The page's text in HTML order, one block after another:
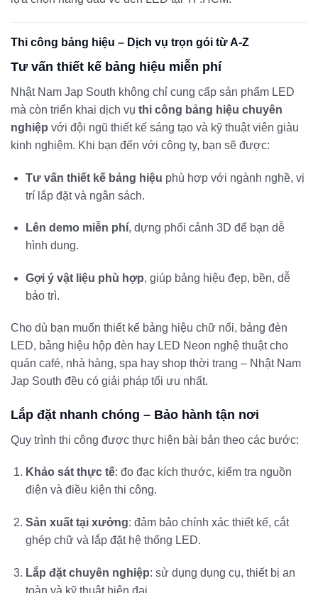
Thi công bảng hiệu – Dịch vụ trọn gói từ A-Z
Tư vấn thiết kế bảng hiệu miễn phí
Nhật Nam Jap South không chỉ cung cấp sản phẩm LED
mà còn triển khai dịch vụ thi công bảng hiệu chuyên
nghiệp với đội ngũ thiết kế sáng tạo và kỹ thuật viên giàu
kinh nghiệm. Khi bạn đến với công ty, bạn sẽ được:
Tư vấn thiết kế bảng hiệu phù hợp với ngành nghề, vị
trí lắp đặt và ngân sách.
Lên demo miễn phí, dựng phối cảnh 3D để bạn dễ
hình dung.
Gợi ý vật liệu phù hợp, giúp bảng hiệu đẹp, bền, dễ
bảo trì.
Cho dù bạn muốn thiết kế bảng hiệu chữ nổi, bảng đèn
LED, bảng hiệu hộp đèn hay LED Neon nghệ thuật cho
quán café, nhà hàng, spa hay shop thời trang – Nhật Nam
Jap South đều có giải pháp tối ưu nhất.
Lắp đặt nhanh chóng – Bảo hành tận nơi
Quy trình thi công được thực hiện bài bản theo các bước:
Khảo sát thực tế: đo đạc kích thước, kiểm tra nguồn
điện và điều kiện thi công.
Sản xuất tại xưởng: đảm bảo chính xác thiết kế, cắt
ghép chữ và lắp đặt hệ thống LED.
Lắp đặt chuyên nghiệp: sử dụng dụng cụ, thiết bị an
toàn và kỹ thuật hiện đại.